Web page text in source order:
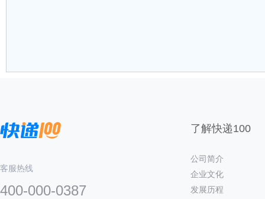
客服热线
400-000-0387
了解快递100
公司简介
企业文化
发展历程